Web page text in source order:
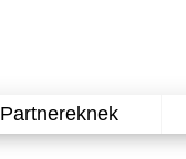
Partnereknek